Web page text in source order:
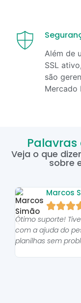
Além de
SSL
são
Mercado
Palavras
Veja o que
sobre
Marcos

Ótimo suporte!
com a ajuda do
planilhas sem